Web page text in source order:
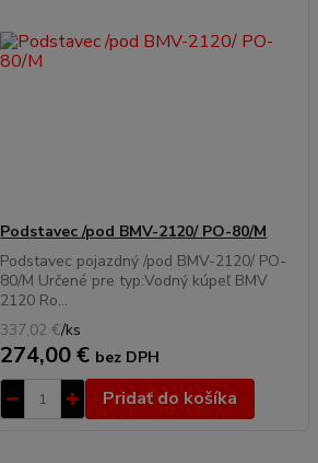
Podstavec /pod BMV-2120/ PO-80/M
Podstavec pojazdný /pod BMV-2120/ PO-
80/M Určené pre typ:Vodný kúpeľ BMV
2120 Ro...
337,02 €/ks
274,00 € bez DPH
Pridať do košíka